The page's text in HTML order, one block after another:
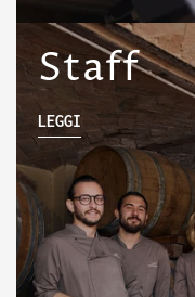
Staff
LEGGI